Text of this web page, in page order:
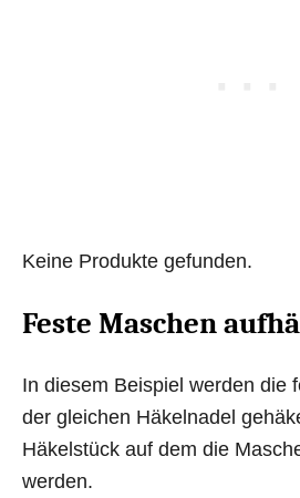
Keine Produkte gefunden.
Feste Maschen
In diesem Beispiel werden die
der gleichen Häkelnadel
Häkelstück auf dem die
werden.